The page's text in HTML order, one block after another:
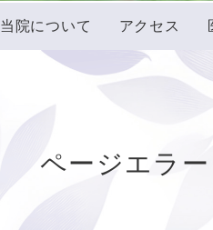
当院について アクセス
ページエラー